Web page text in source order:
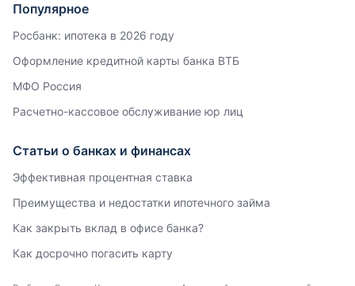
Популярное
Росбанк: ипотека в 2026 году
Оформление кредитной карты банка ВТБ
МФО Россия
Расчетно-кассовое обслуживание юр лиц
Статьи о банках и финансах
Эффективная процентная ставка
Преимущества и недостатки ипотечного займа
Как закрыть вклад в офисе банка?
Как досрочно погасить карту